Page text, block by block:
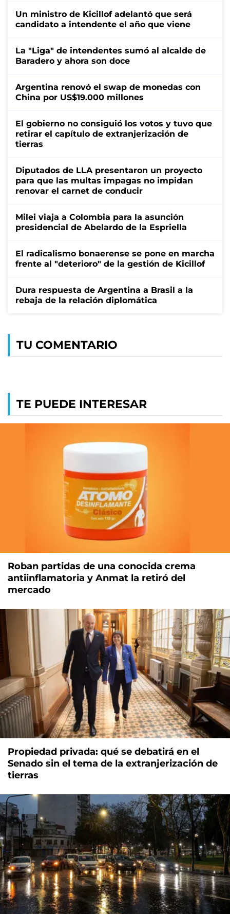
Un ministro de Kicillof adelantó que será
candidato a intendente el año que viene
La "Liga" de intendentes sumó al alcalde de
Baradero y ahora son doce
Argentina renovó el swap de monedas con
China por US$19.000 millones
El gobierno no consiguió los votos y tuvo que
retirar el capítulo de extranjerización de
tierras
Diputados de LLA presentaron un proyecto
para que las multas impagas no impidan
renovar el carnet de conducir
Milei viaja a Colombia para la asunción
presidencial de Abelardo de la Espriella
El radicalismo bonaerense se pone en marcha
frente al "deterioro" de la gestión de Kicillof
Dura respuesta de Argentina a Brasil a la
rebaja de la relación diplomática
TU COMENTARIO
TE PUEDE INTERESAR
Roban partidas de una conocida crema
antiinflamatoria y Anmat la retiró del
mercado
Propiedad privada: qué se debatirá en el
Senado sin el tema de la extranjerización de
tierras